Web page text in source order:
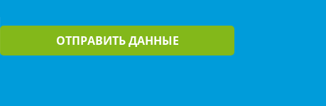
ОТПРАВИТЬ ДАННЫЕ